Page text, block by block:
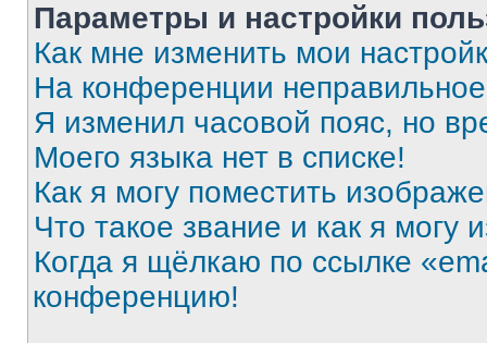
Параметры и настройки
Как мне изменить мои
На конференции
Я изменил часовой пояс, но
Моего языка нет в списке!
Как я могу поместить
Что такое звание и как я могу
Когда я щёлкаю по ссылке
конференцию!